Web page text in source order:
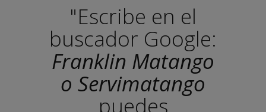
"Escribe en el
buscador Google:
Franklin Matango
o Servimatango
puedes